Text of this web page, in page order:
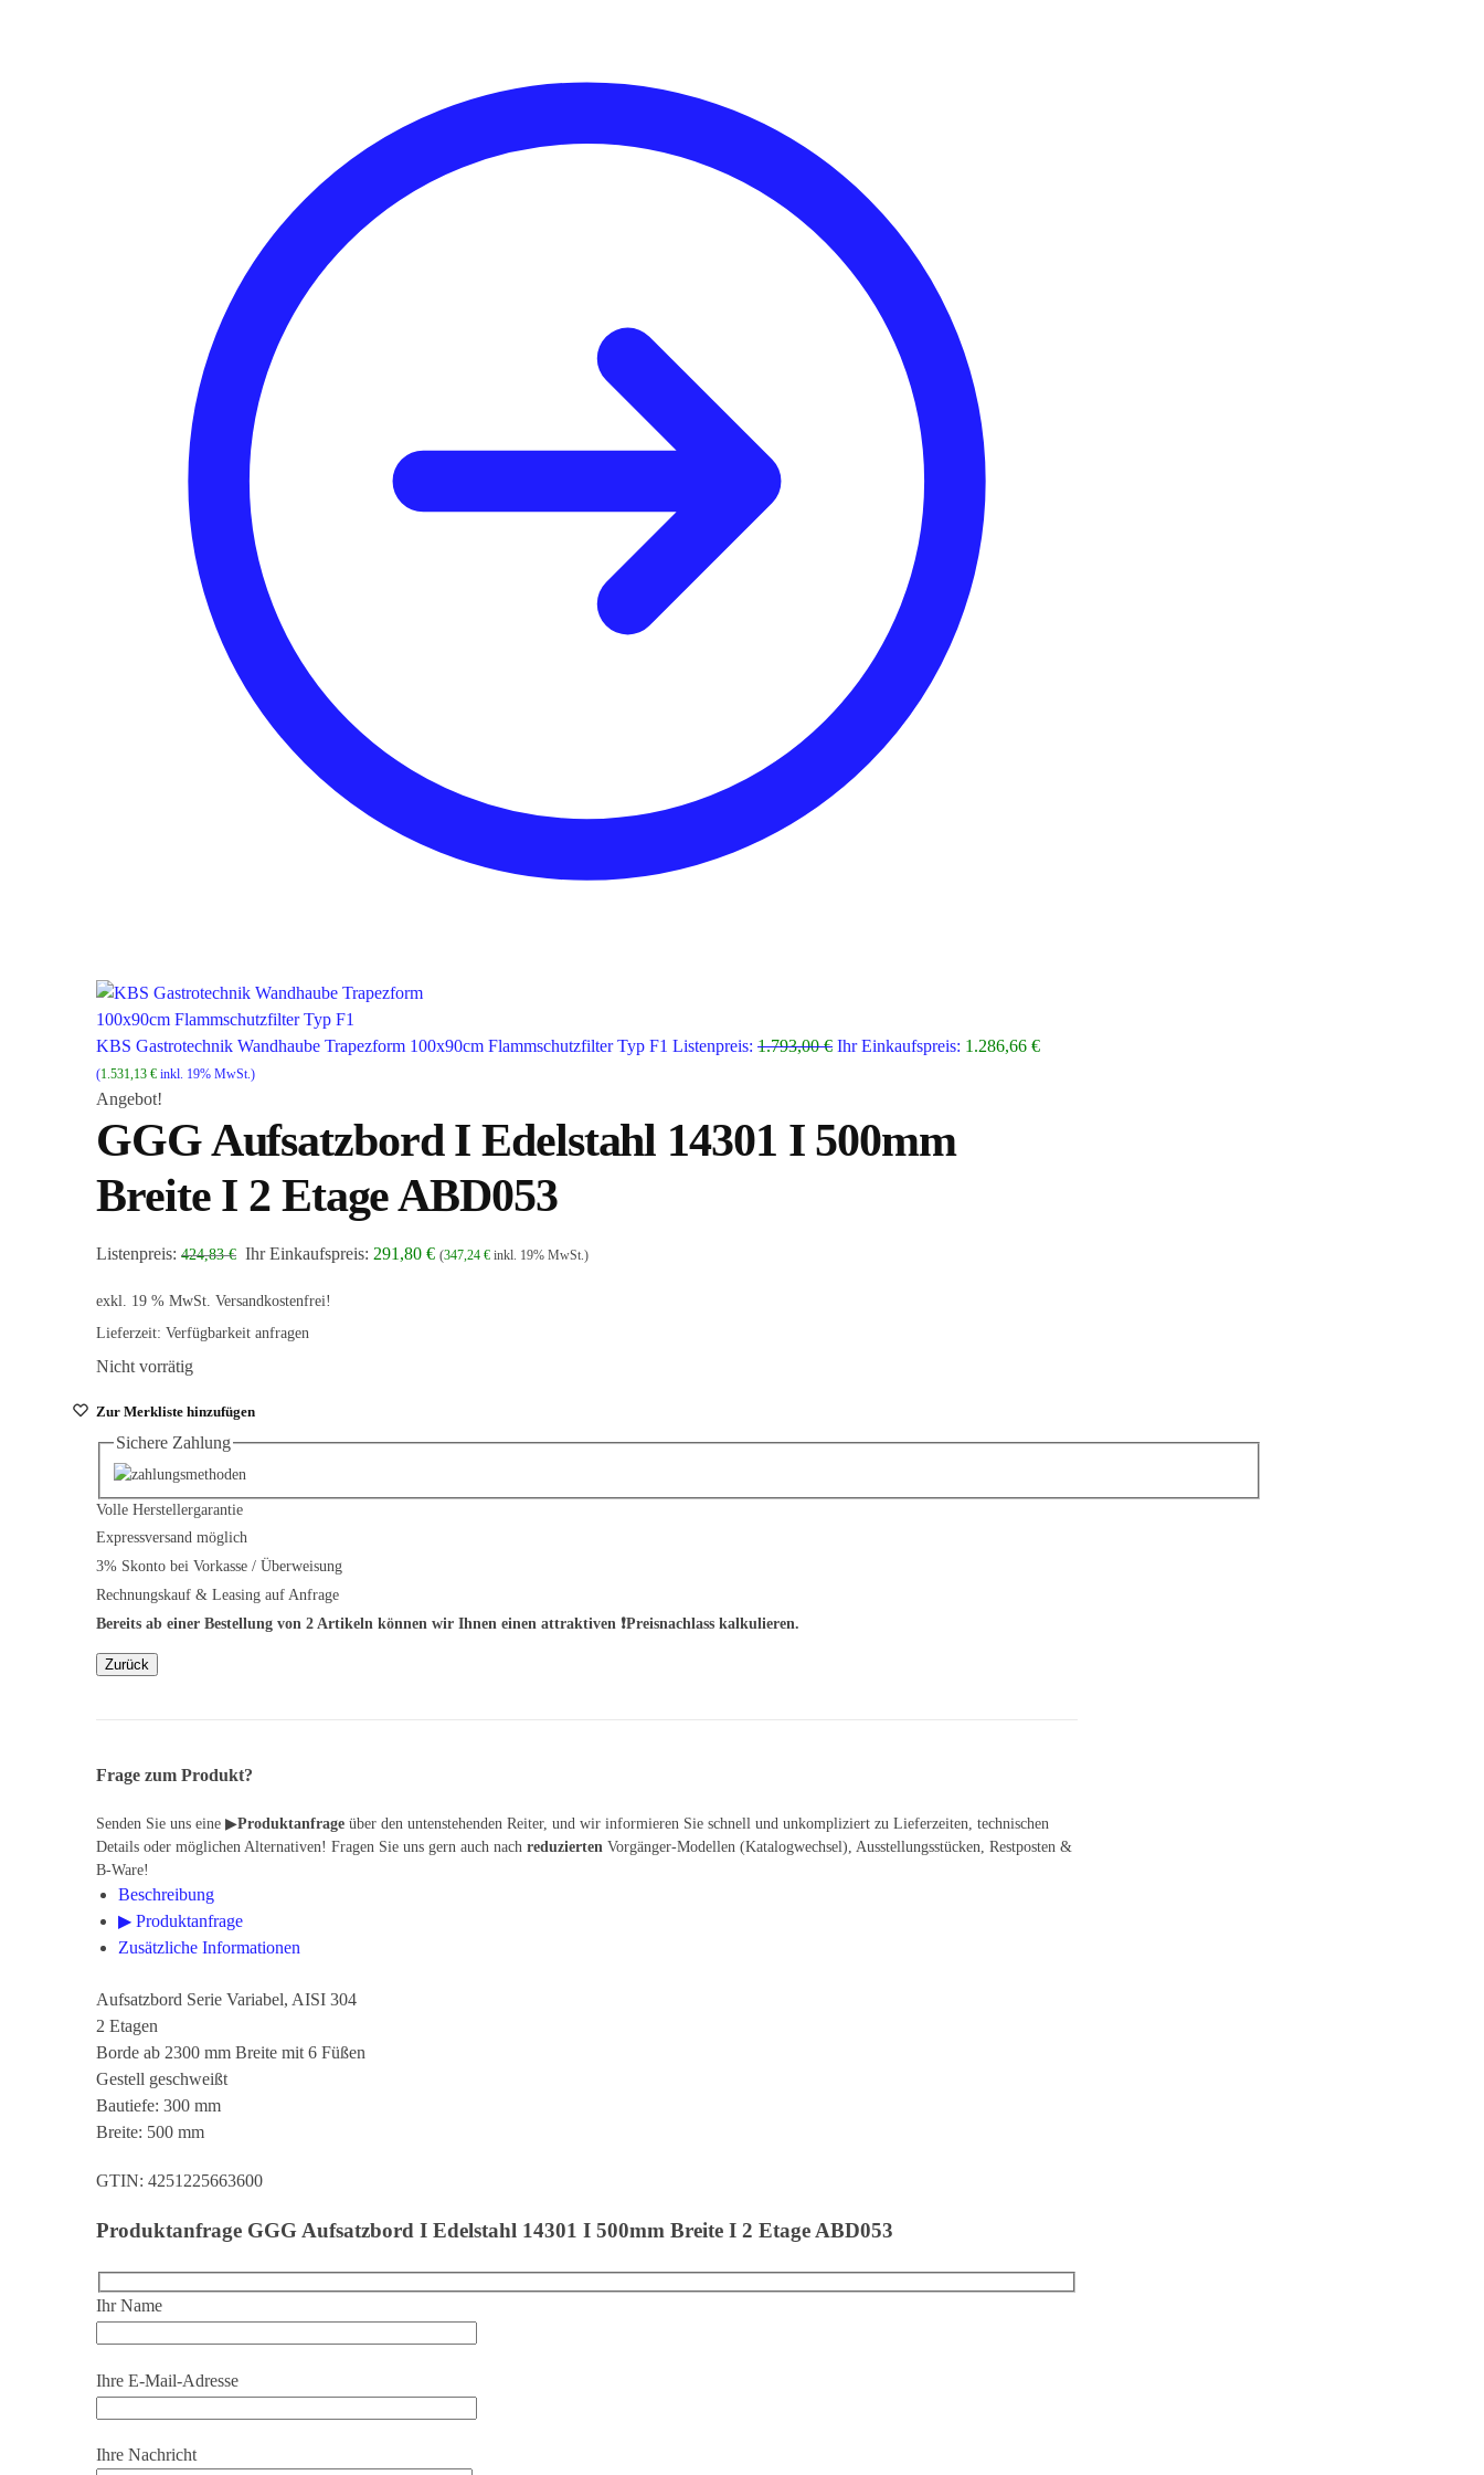
KBS Gastrotechnik Wandhaube Trapezform 100x90cm Flammschutzfilter Typ F1 Listenpreis: 1.793,00€ Ihr Einkaufspreis: 1.286,66 €
(1.531,13 € inkl. 19% MwSt.)
Angebot!
GGG Aufsatzbord I Edelstahl 14301 I 500mm
Breite I 2 Etage ABD053
Listenpreis: 424,83€ Ihr Einkaufspreis: 291,80 € (347,24 € inkl. 19% MwSt.)
exkl. 19 % MwSt. Versandkostenfrei!
Lieferzeit: Verfügbarkeit anfragen
Nicht vorrätig
Zur Merkliste hinzufügen
Sichere Zahlung
Volle Herstellergarantie
Expressversand möglich
3% Skonto bei Vorkasse / Überweisung
Rechnungskauf & Leasing auf Anfrage
Bereits ab einer Bestellung von 2 Artikeln können wir Ihnen einen attraktiven ❗️Preisnachlass kalkulieren.
Frage zum Produkt?
Senden Sie uns eine ▶Produktanfrage über den untenstehenden Reiter, und wir informieren Sie schnell und unkompliziert zu Lieferzeiten, technischen
Details oder möglichen Alternativen! Fragen Sie uns gern auch nach reduzierten Vorgänger-Modellen (Katalogwechsel), Ausstellungsstücken, Restposten &
B-Ware!
Beschreibung
▶ Produktanfrage
Zusätzliche Informationen
Aufsatzbord Serie Variabel, AISI 304
2 Etagen
Borde ab 2300 mm Breite mit 6 Füßen
Gestell geschweißt
Bautiefe: 300 mm
Breite: 500 mm
GTIN: 4251225663600
Produktanfrage GGG Aufsatzbord I Edelstahl 14301 I 500mm Breite I 2 Etage ABD053
Ihr Name
Ihre E-Mail-Adresse
Ihre Nachricht